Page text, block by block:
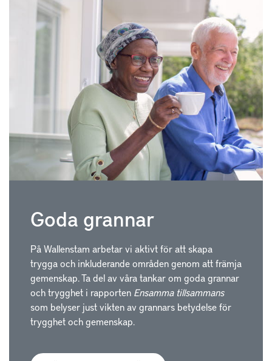
Goda grannar
På Wallenstam arbetar vi aktivt för att skapa
trygga och inkluderande områden genom att främja
gemenskap. Ta del av våra tankar om goda grannar
och trygghet i rapporten Ensamma tillsammans
som belyser just vikten av grannars betydelse för
trygghet och gemenskap.